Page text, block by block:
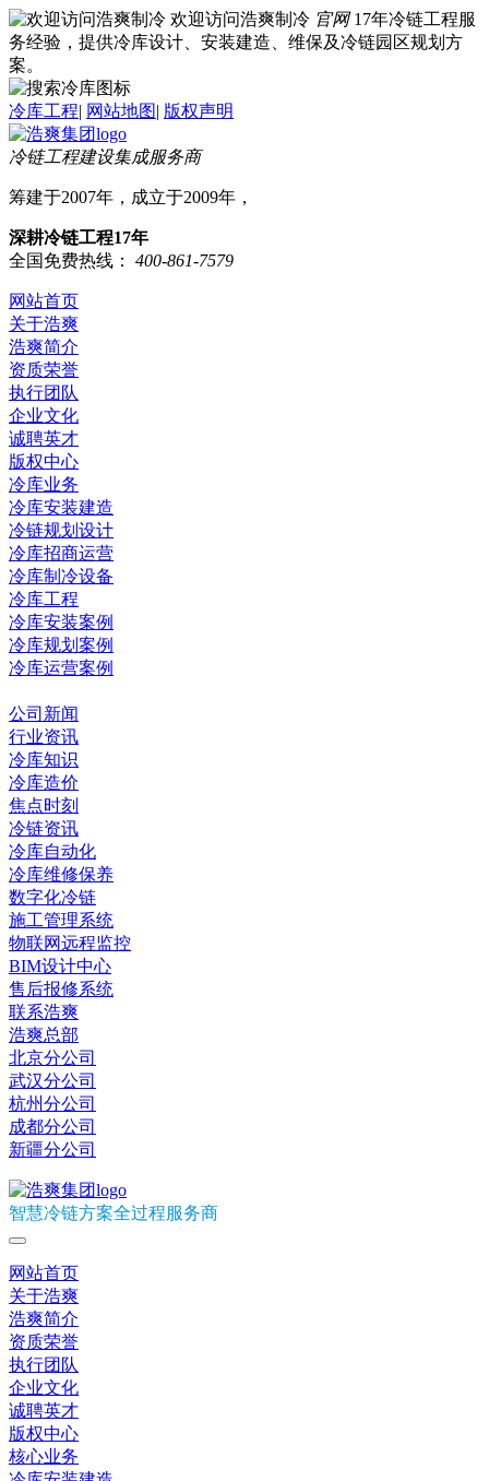
欢迎访问浩爽制冷 官网 17年冷链工程服
务经验，提供冷库设计、安装建造、维保及冷链园区规划方
案。
冷库工程| 网站地图| 版权声明
冷链工程建设集成服务商
筹建于2007年，成立于2009年，
深耕冷链工程17年
全国免费热线：
400-861-7579
网站首页
关于浩爽
浩爽简介
资质荣誉
执行团队
企业文化
诚聘英才
版权中心
冷库业务
冷库安装建造
冷链规划设计
冷库招商运营
冷库制冷设备
冷库工程
冷库安装案例
冷库规划案例
冷库运营案例
公司新闻
行业资讯
冷库知识
冷库造价
焦点时刻
冷链资讯
冷库自动化
冷库维修保养
数字化冷链
施工管理系统
物联网远程监控
BIM设计中心
售后报修系统
联系浩爽
浩爽总部
北京分公司
武汉分公司
杭州分公司
成都分公司
新疆分公司
智慧冷链方案全过程服务商
网站首页
关于浩爽
浩爽简介
资质荣誉
执行团队
企业文化
诚聘英才
版权中心
核心业务